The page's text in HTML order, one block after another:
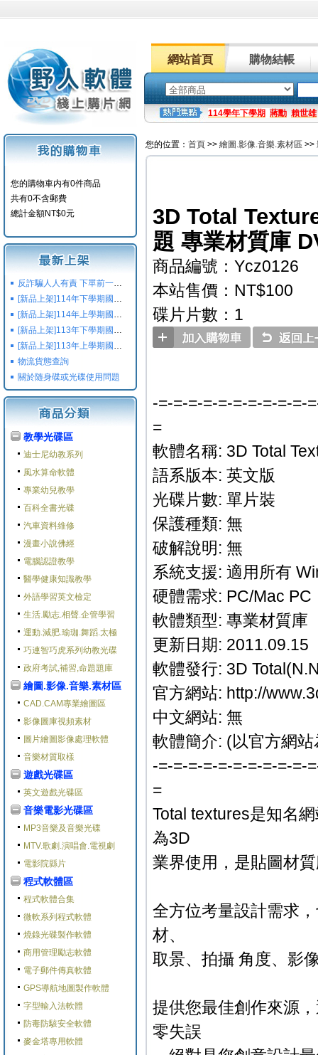
網站首頁 購物結帳
114學年下學期 蔣勳 賴世雄
您的購物車内有0件商品
共有0不含郵費
總計金額NT$0元
反詐騙人人有責 下單前一定要注意
[新品上架]114年下學期國小國中高中命題光碟,校用卷,習作
[新品上架]114年上學期國小國中高中命題光碟,校用卷,習作
[新品上架]113年下學期國小國中高中命題光碟,校用卷,習作
[新品上架]113年上學期國小國中高中命題光碟,校用卷,習作
物流貨態查詢
關於随身碟或光碟使用問題
教學光碟區
迪士尼幼教系列
風水算命軟體
專業幼兒教學
百科全書光碟
汽車資料維修
漫畫小說佛經
電腦認證教學
醫學健康知識教學
外語學習英文檢定
生活.勵志.相聲.企管學習
運動.減肥.瑜珈.舞蹈.太極
巧連智巧虎系列幼教光碟
政府考試,補習,命題題庫
繪圖.影像.音樂.素材區
CAD.CAM專業繪圖區
影像圖庫視頻素材
圖片繪圖影像處理軟體
音樂材質取樣
遊戲光碟區
英文遊戲光碟區
音樂電影光碟區
MP3音樂及音樂光碟
MTV.歌劇.演唱會.電視劇
電影院縣片
程式軟體區
程式軟體合集
微軟系列程式軟體
燒錄光碟製作軟體
商用管理勵志軟體
電子郵件傳真軟體
GPS導航地圖製作軟體
字型輸入法軟體
防毒防駭安全軟體
麥金塔專用軟體
您的位置： 首頁 >> 繪圖.影像.音樂.素材區 >>
3D Total
題 專業材質庫
商品編號：Ycz0126
本站售價：NT$100
碟片片數：1
-=-=-=-=-=-=-=-=-=-=-
=
軟體名稱: 3D Total
語系版本: 英文版
光碟片數: 單片裝
保護種類: 無
破解說明: 無
系統支援: 適用所有
硬體需求: PC/Mac PC
軟體類型: 專業材質庫
更新日期: 2011.09.15
軟體發行: 3D
官方網站: http://
中文網站: 無
軟體簡介: (以官方網站
-=-=-=-=-=-=-=-=-=-=-
=
Total textures是知名
為3D
業界使用，是貼圖材
全方位考量設計需求
材、
取景、拍攝 角度、影
提供您最佳創作來源
零失誤